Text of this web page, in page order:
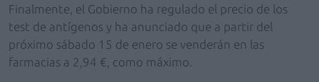
Finalmente, el Gobierno ha regulado el precio de los
test de antígenos y ha anunciado que a partir del
próximo sábado 15 de enero se venderán en las
farmacias a 2,94 €, como máximo.